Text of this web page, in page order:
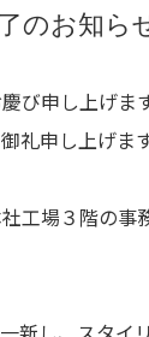
のお知ら
申し上げます
礼申し上げます
工場３階の事